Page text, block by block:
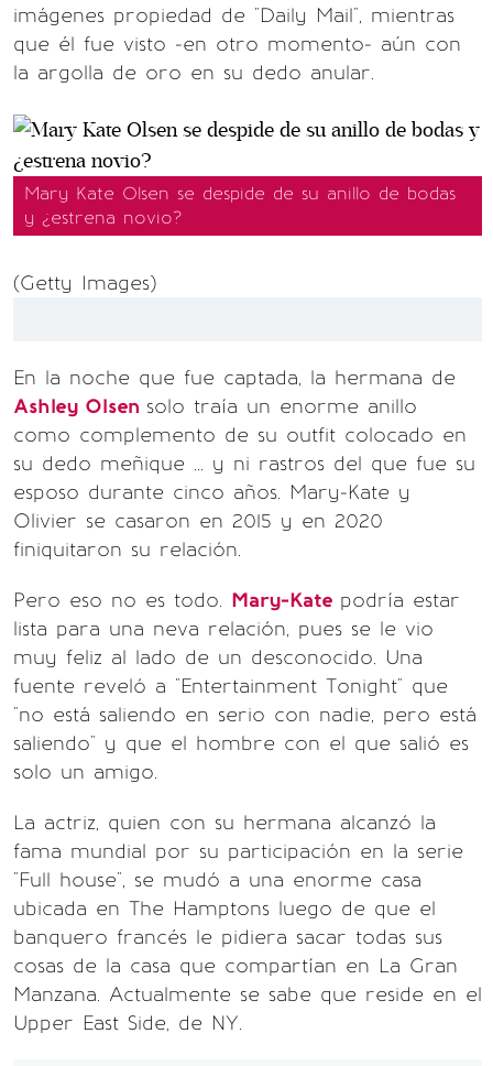
imágenes propiedad de "Daily Mail", mientras
que él fue visto -en otro momento- aún con
la argolla de oro en su dedo anular.
Mary Kate Olsen se despide de su anillo de bodas
y ¿estrena novio?
(Getty Images)
En la noche que fue captada, la hermana de
Ashley Olsen solo traía un enorme anillo
como complemento de su outfit colocado en
su dedo meñique ... y ni rastros del que fue su
esposo durante cinco años. Mary-Kate y
Olivier se casaron en 2015 y en 2020
finiquitaron su relación.
Pero eso no es todo. Mary-Kate podría estar
lista para una neva relación, pues se le vio
muy feliz al lado de un desconocido. Una
fuente reveló a "Entertainment Tonight" que
"no está saliendo en serio con nadie, pero está
saliendo" y que el hombre con el que salió es
solo un amigo.
La actriz, quien con su hermana alcanzó la
fama mundial por su participación en la serie
"Full house", se mudó a una enorme casa
ubicada en The Hamptons luego de que el
banquero francés le pidiera sacar todas sus
cosas de la casa que compartían en La Gran
Manzana. Actualmente se sabe que reside en el
Upper East Side, de NY.